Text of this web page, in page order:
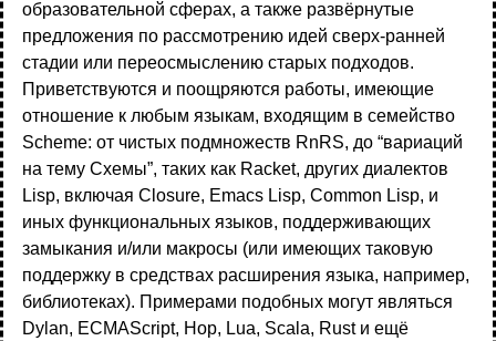
образовательной сферах, а также развёрнутые
предложения по рассмотрению идей сверх-ранней
стадии или переосмыслению старых подходов.
Приветствуются и поощряются работы, имеющие
отношение к любым языкам, входящим в семейство
Scheme: от чистых подмножеств RnRS, до “вариаций
на тему Схемы”, таких как Racket, других диалектов
Lisp, включая Closure, Emacs Lisp, Common Lisp, и
иных функциональных языков, поддерживающих
замыкания и/или макросы (или имеющих таковую
поддержку в средствах расширения языка, например,
библиотеках). Примерами подобных могут являться
Dylan, ECMAScript, Hop, Lua, Scala, Rust и ещё